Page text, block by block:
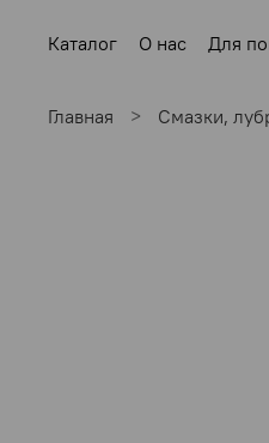
Каталог О нас Для
Главная Смазки,